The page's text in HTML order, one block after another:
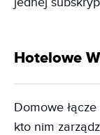
Hotelowe
Domowe
kto nim